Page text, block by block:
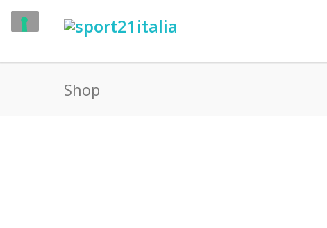
Shop